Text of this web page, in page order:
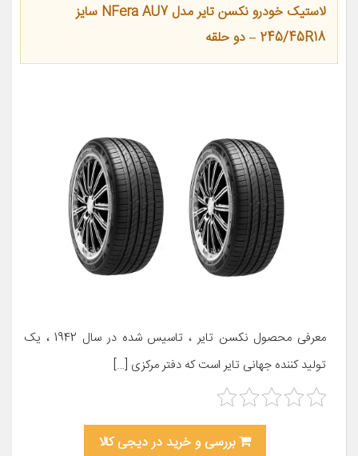
لاستیک خودرو نکسن تایر مدل NFera AU7 سایز
245/45R18 – دو حلقه
معرفی محصول نکسن تایر ، تاسیس شده در سال 1942 ، یک
تولید کننده جهانی تایر است که دفتر مرکزی […]
بررسی و خرید در دیجی کالا